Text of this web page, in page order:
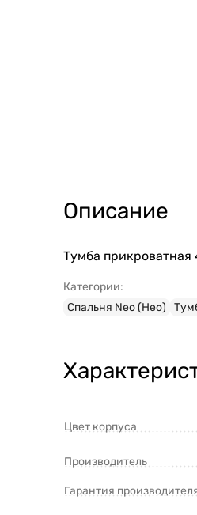
Описание
Тумба прикроватная
Категории:
Спальня Neo (Нео)
Цвет корпуса
Производитель
Гарантия